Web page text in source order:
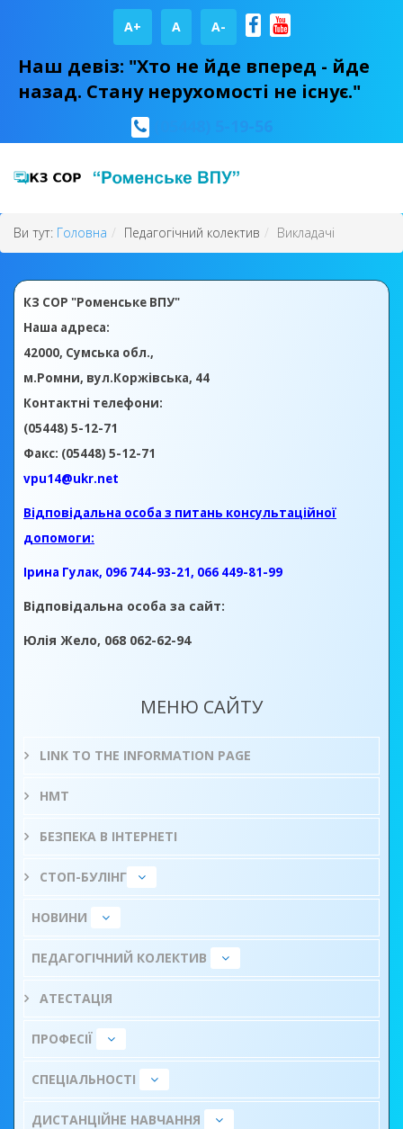
A+ А A-
Наш девіз: "Хто не йде вперед - йде
назад. Стану нерухомості не існує."
Ви тут: Головна Педагогічний колектив Викладачі
КЗ СОР "Роменське ВПУ"
Наша адреса:
42000, Сумська обл.,
м.Ромни, вул.Коржівська, 44
Контактні телефони:
(05448) 5-12-71
Факс: (05448) 5-12-71
vpu14@ukr.net
Відповідальна особа з питань консультаційної
допомоги:
Ірина Гулак, 096 744-93-21, 066 449-81-99
Відповідальна особа за сайт:
Юлія Жело, 068 062-62-94
МЕНЮ САЙТУ
LINK TO THE INFORMATION PAGE
НМТ
БЕЗПЕКА В ІНТЕРНЕТІ
СТОП-БУЛІНГ
НОВИНИ
ПЕДАГОГІЧНИЙ КОЛЕКТИВ
АТЕСТАЦІЯ
ПРОФЕСІЇ
СПЕЦІАЛЬНОСТІ
ДИСТАНЦІЙНЕ НАВЧАННЯ